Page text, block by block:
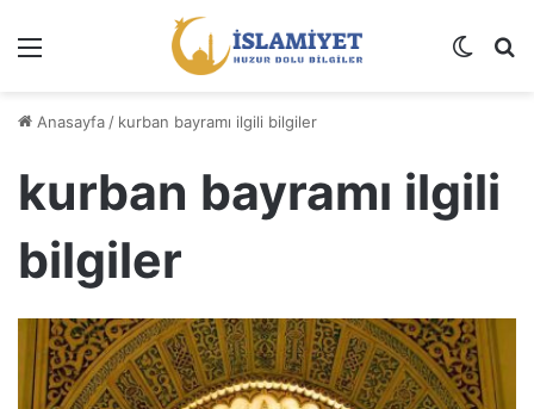
Dış
Anasayfa / kurban bayramı ilgili bilgiler
kurban bayramı ilgili
bilgiler